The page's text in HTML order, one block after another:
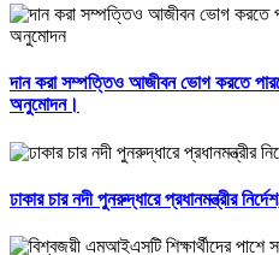
দান করা সম্পত্তিও আজীবন ভোগ করতে
অনুমোদন।
ঢাকার চার নদী পুনরুদ্ধারে প্রধানমন্ত্রীর